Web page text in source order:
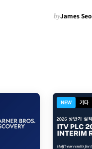
byJames Seo
NEW 기타